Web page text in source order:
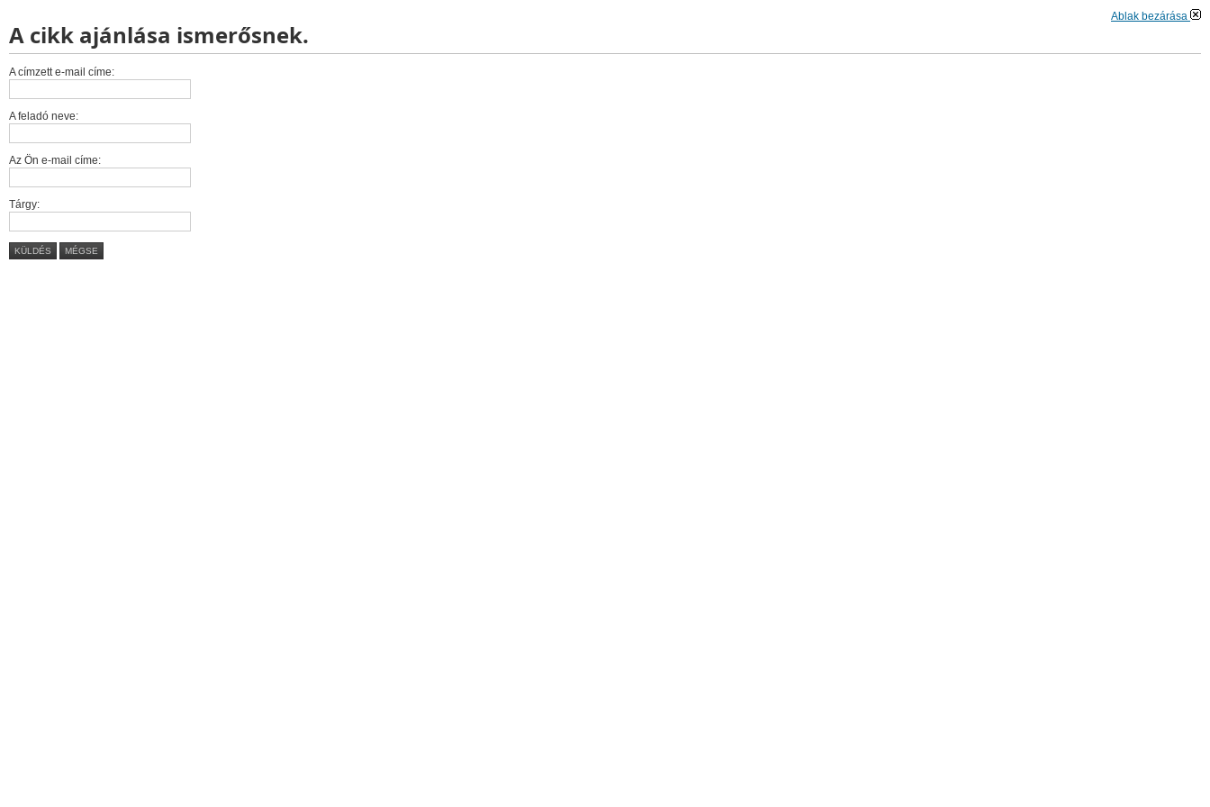
Ablak bezárása
A cikk ajánlása ismerősnek.
A címzett e-mail címe:
A feladó neve:
Az Ön e-mail címe:
Tárgy:
KÜLDÉS MÉGSE